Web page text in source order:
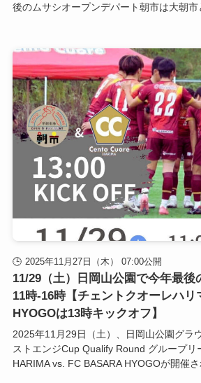
後のムサシオープンデパート朝市は大朝市
2025年11月27日（木） 07:00公開
11/29（土）日岡山公園で今年最後
11時-16時【チェントクオーレハ
HYOGOは13時キックオフ】
2025年11月29日（土）、日岡山公園グラ
ストエンジCup Qualify Round グループ
HARIMA vs. FC BASARA HYOGOが開催さ